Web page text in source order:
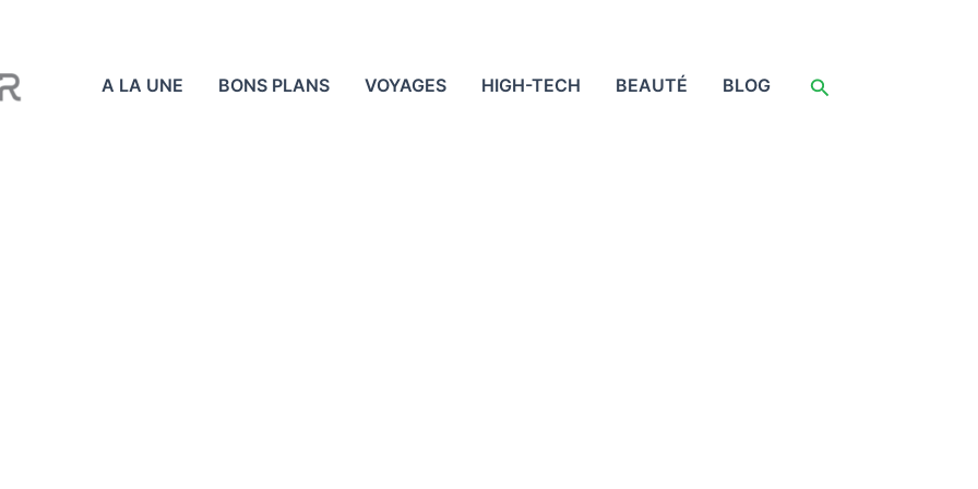
A LA UNE BONS PLANS VOYAGES HIGH-TECH BEAUTÉ BLOG Rechercher